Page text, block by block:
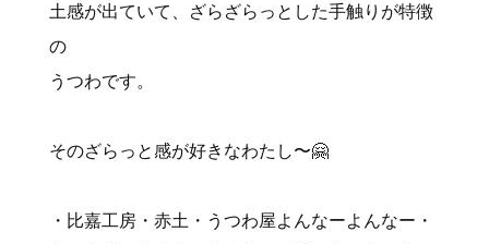
土感が出ていて、ざらざらっとした手触りが特徴
の
うつわです。
そのざらっと感が好きなわたし〜🤗
・比嘉工房・赤土・うつわ屋よんなーよんなー・